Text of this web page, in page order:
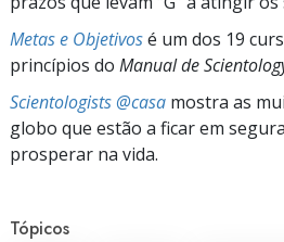
Metas e Objetivosé um dos 19
princípios do Manual de
Scientologists @casa mostra as
globo que estão a ficar em
prosperar na vida.
Tópicos